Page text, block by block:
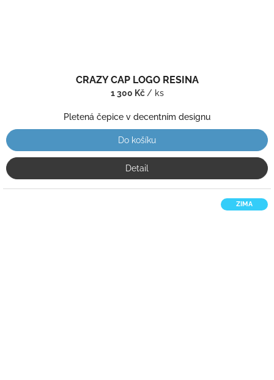
CRAZY CAP LOGO RESINA
1 300 Kč / ks
Pletená čepice v decentním designu
Do košíku
Detail
ZIMA